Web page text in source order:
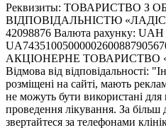
Реквизиты: ТОВАРИСТВО З
ВІДПОВІДАЛЬНІСТЮ
42098876 Валюта рахунку:
АКЦІОНЕРНЕ ТОВАРИСТВО
Відмова від відповідальності:
розміщені на сайті, мають
не можуть бути використані для
проведення лікування. За
звертайтеся за телефонами